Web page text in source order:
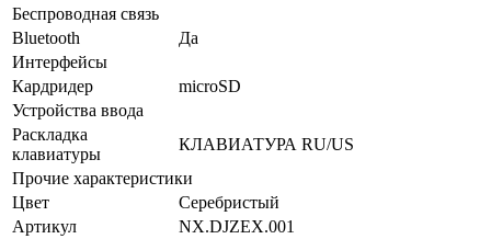
Беспроводная связь
Bluetooth
Да
Интерфейсы
Кардридер
microSD
Устройства ввода
Раскладка
клавиатуры
КЛАВИАТУРА RU/US
Прочие характеристики
Цвет
Серебристый
Артикул
NX.DJZEX.001